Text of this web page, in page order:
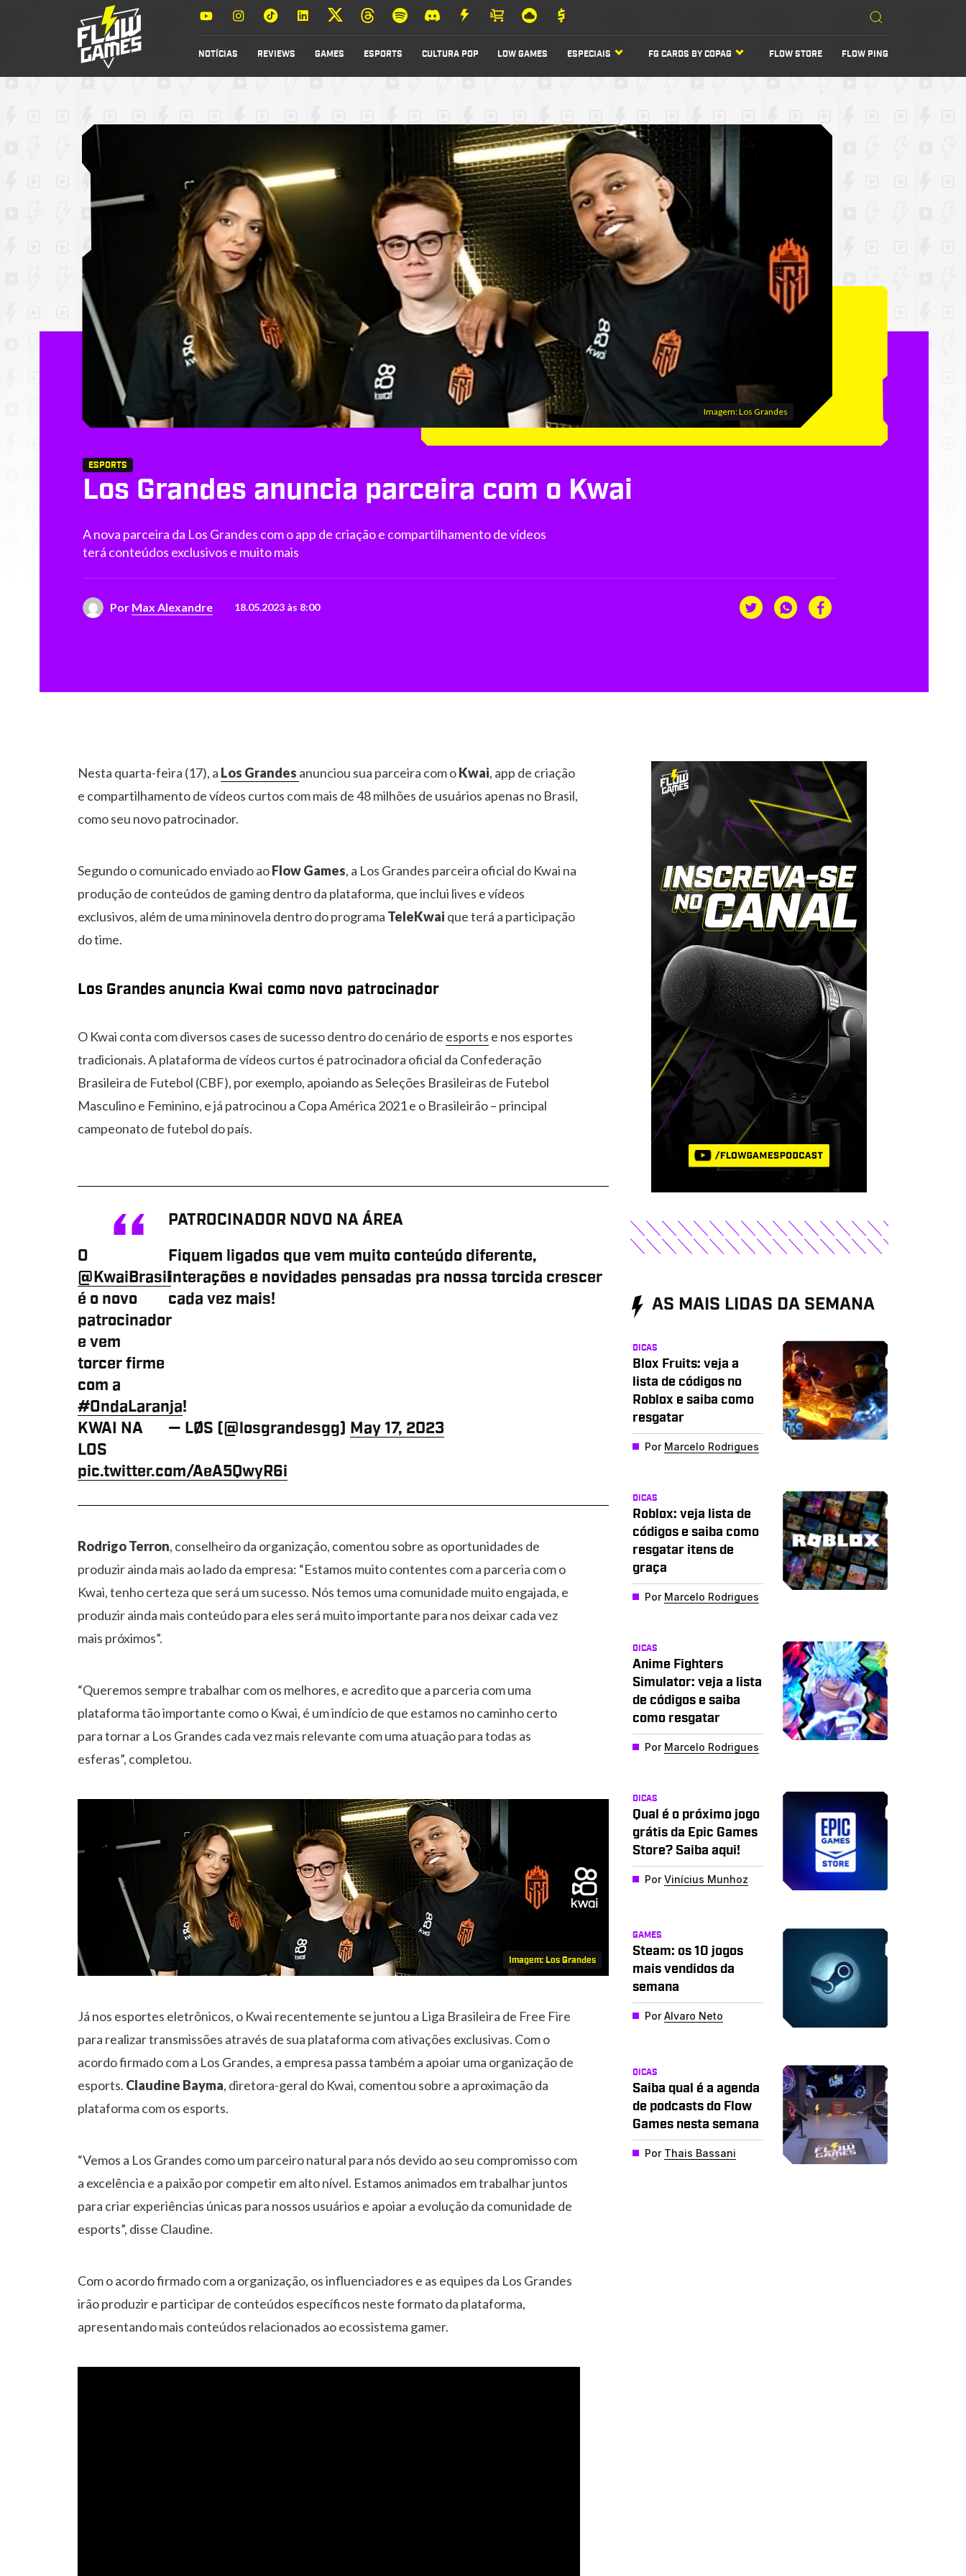
NOTÍCIAS REVIEWS GAMES ESPORTS CULTURA POP LOW GAMES ESPECIAIS FG CARDS BY COPAG FLOW STORE FLOW PING
Imagem: Los Grandes
ESPORTS
Los Grandes anuncia parceira com o Kwai
A nova parceira da Los Grandes com o app de criação e compartilhamento de vídeos
terá conteúdos exclusivos e muito mais
Por Max Alexandre 18.05.2023 às 8:00
Nesta quarta-feira (17), a Los Grandes anunciou sua parceira com oKwai, app de criação
e compartilhamento de vídeos curtos com mais de 48 milhões de usuários apenas no Brasil,
como seu novo patrocinador.
Segundo o comunicado enviado aoFlow Games, a Los Grandes parceira oficial do Kwai na
produção de conteúdos de gaming dentro da plataforma, que inclui lives e vídeos
exclusivos, além de uma mininovela dentro do programa TeleKwai que terá a participação
do time.
Los Grandes anuncia Kwai como novo patrocinador
O Kwai conta com diversos cases de sucesso dentro do cenário de esports e nos esportes
tradicionais. A plataforma de vídeos curtos é patrocinadora oficial da Confederação
Brasileira de Futebol (CBF), por exemplo, apoiando as Seleções Brasileiras de Futebol
Masculino e Feminino, e já patrocinou a Copa América 2021 e o Brasileirão – principal
campeonato de futebol do país.
PATROCINADOR NOVO NA ÁREA
O
@KwaiBrasil
é o novo
patrocinador
e vem
torcer firme
com a
#OndaLaranja!
Fiquem ligados que vem muito conteúdo diferente,
interações e novidades pensadas pra nossa torcida crescer
cada vez mais!
KWAI NA
LOS
pic.twitter.com/AeA5QwyR6i
— LØS (@losgrandesgg) May 17, 2023
Rodrigo Terron, conselheiro da organização, comentou sobre as oportunidades de
produzir ainda mais ao lado da empresa: “Estamos muito contentes com a parceria com o
Kwai, tenho certeza que será um sucesso. Nós temos uma comunidade muito engajada, e
produzir ainda mais conteúdo para eles será muito importante para nos deixar cada vez
mais próximos”.
“Queremos sempre trabalhar com os melhores, e acredito que a parceria com uma
plataforma tão importante como o Kwai, é um indício de que estamos no caminho certo
para tornar a Los Grandes cada vez mais relevante com uma atuação para todas as
esferas”, completou.
Imagem: Los Grandes
Já nos esportes eletrônicos, o Kwai recentemente se juntou a Liga Brasileira de Free Fire
para realizar transmissões através de sua plataforma com ativações exclusivas. Com o
acordo firmado com a Los Grandes, a empresa passa também a apoiar uma organização de
esports. Claudine Bayma, diretora-geral do Kwai, comentou sobre a aproximação da
plataforma com os esports.
“Vemos a Los Grandes como um parceiro natural para nós devido ao seu compromisso com
a excelência e a paixão por competir em alto nível. Estamos animados em trabalhar juntos
para criar experiências únicas para nossos usuários e apoiar a evolução da comunidade de
esports”, disse Claudine.
Com o acordo firmado com a organização, os influenciadores e as equipes da Los Grandes
irão produzir e participar de conteúdos específicos neste formato da plataforma,
apresentando mais conteúdos relacionados ao ecossistema gamer.
AS MAIS LIDAS DA SEMANA
DICAS
Blox Fruits: veja a
lista de códigos no
Roblox e saiba como
resgatar
Por Marcelo Rodrigues
DICAS
Roblox: veja lista de
códigos e saiba como
resgatar itens de
graça
Por Marcelo Rodrigues
DICAS
Anime Fighters
Simulator: veja a lista
de códigos e saiba
como resgatar
Por Marcelo Rodrigues
DICAS
Qual é o próximo jogo
grátis da Epic Games
Store? Saiba aqui!
PorVinícius Munhoz
GAMES
Steam: os 10 jogos
mais vendidos da
semana
PorAlvaro Neto
DICAS
Saiba qual é a agenda
de podcasts do Flow
Games nesta semana
Por Thais Bassani